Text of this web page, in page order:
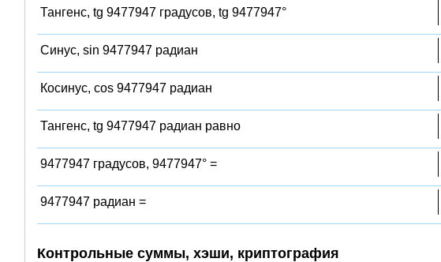
Тангенс, tg 9477947 градусов, tg 9477947°
Синус, sin 9477947 радиан
Косинус, cos 9477947 радиан
Тангенс, tg 9477947 радиан равно
9477947 градусов, 9477947° =
9477947 радиан =
Контрольные суммы, хэши, криптография